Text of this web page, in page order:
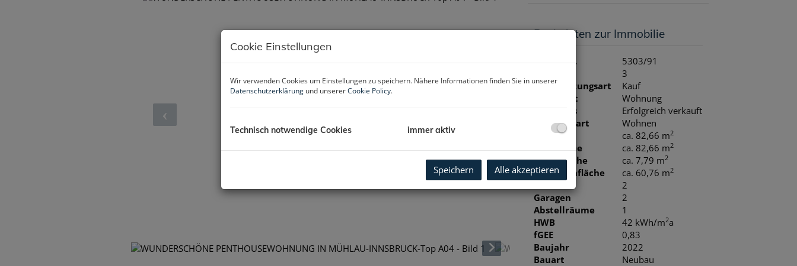
Basisdaten zur Immobilie
Objektnr.
5303/91
3
Vermarktungsart
Kauf
Objektart
Wohnung
Kaufpreis
Erfolgreich verkauft
Nutzungsart
Wohnen
Fläche
ca. 82,66 m2
Nutzfläche ca. 82,66 m2
Kellerfläche ca. 7,79 m2
Terrassenfläche ca. 60,76 m2
2
Garagen
2
Abstellräume
1
HWB
42 kWh/m2a
fGEE
0,83
Baujahr
2022
Bauart
Neubau
Cookie Einstellungen
Wir verwenden Cookies um Einstellungen zu speichern. Nähere Informationen finden Sie in unserer
Datenschutzerklärung und unsererCookie Policy.
Technisch notwendige Cookies immer aktiv
Speichern Alle akzeptieren